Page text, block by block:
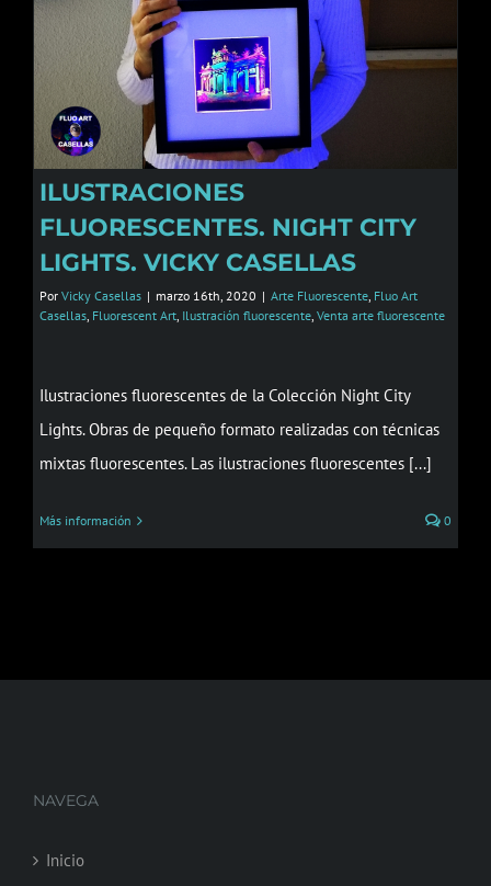
ILUSTRACIONES
FLUORESCENTES. NIGHT CITY
LIGHTS. VICKY CASELLAS
Por Vicky Casellas | marzo 16th, 2020 | Arte Fluorescente, Fluo Art
Casellas, Fluorescent Art, Ilustración fluorescente, Venta arte fluorescente
Ilustraciones fluorescentes de la Colección Night City
Lights. Obras de pequeño formato realizadas con técnicas
mixtas fluorescentes. Las ilustraciones fluorescentes [...]
Más información 0
NAVEGA
Inicio